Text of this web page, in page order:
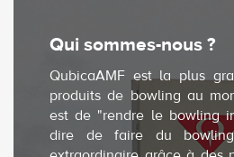
Qui sommes-nous ?
QubicaAMF est la plus
produits de bowling au
est de "rendre le bowling
dire de faire du